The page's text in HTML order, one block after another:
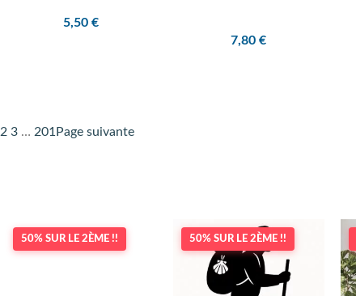
5,50 €
7,80€
2 3 … 201 Page suivante
50% SUR LE 2ÈME !! 50% SUR LE 2ÈME !!